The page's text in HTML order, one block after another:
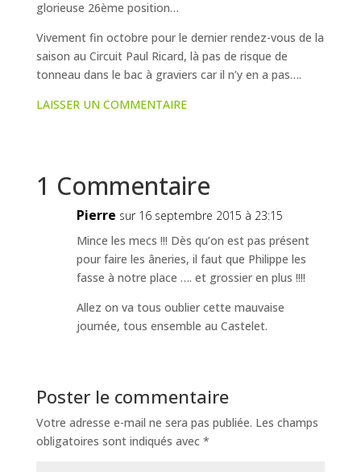
glorieuse 26ème position…
Vivement fin octobre pour le dernier rendez-vous de la
saison au Circuit Paul Ricard, là pas de risque de
tonneau dans le bac à graviers car il n’y en a pas….
LAISSER UN COMMENTAIRE
1 Commentaire
Pierre sur 16 septembre 2015 à 23:15
Mince les mecs !!! Dès qu’on est pas présent
pour faire les âneries, il faut que Philippe les
fasse à notre place …. et grossier en plus !!!!
Allez on va tous oublier cette mauvaise
journée, tous ensemble au Castelet.
Poster le commentaire
Votre adresse e-mail ne sera pas publiée. Les champs
obligatoires sont indiqués avec *